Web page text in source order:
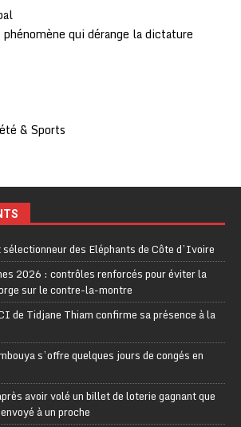
qui dérange la dictature
& Sports
des Eléphants de Côte d’Ivoire
2026 : contrôles renforcés pour éviter la
sur le contre-la-montre
de Tidjane Thiam confirme sa présence à la
s’offre quelques jours de congés en
avoir volé un billet de loterie gagnant que
à un proche